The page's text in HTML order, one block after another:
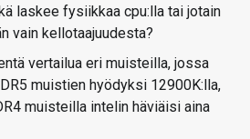
laskee fysiikkaa cpu:lla tai jotain
vain kellotaajuudesta?
vertailua eri muisteilla, jossa
muistien hyödyksi 12900K:lla,
muisteilla intelin häviäisi aina